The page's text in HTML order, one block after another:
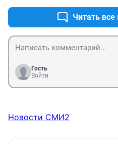
Читать
Гость
Войти
Новости СМИ2